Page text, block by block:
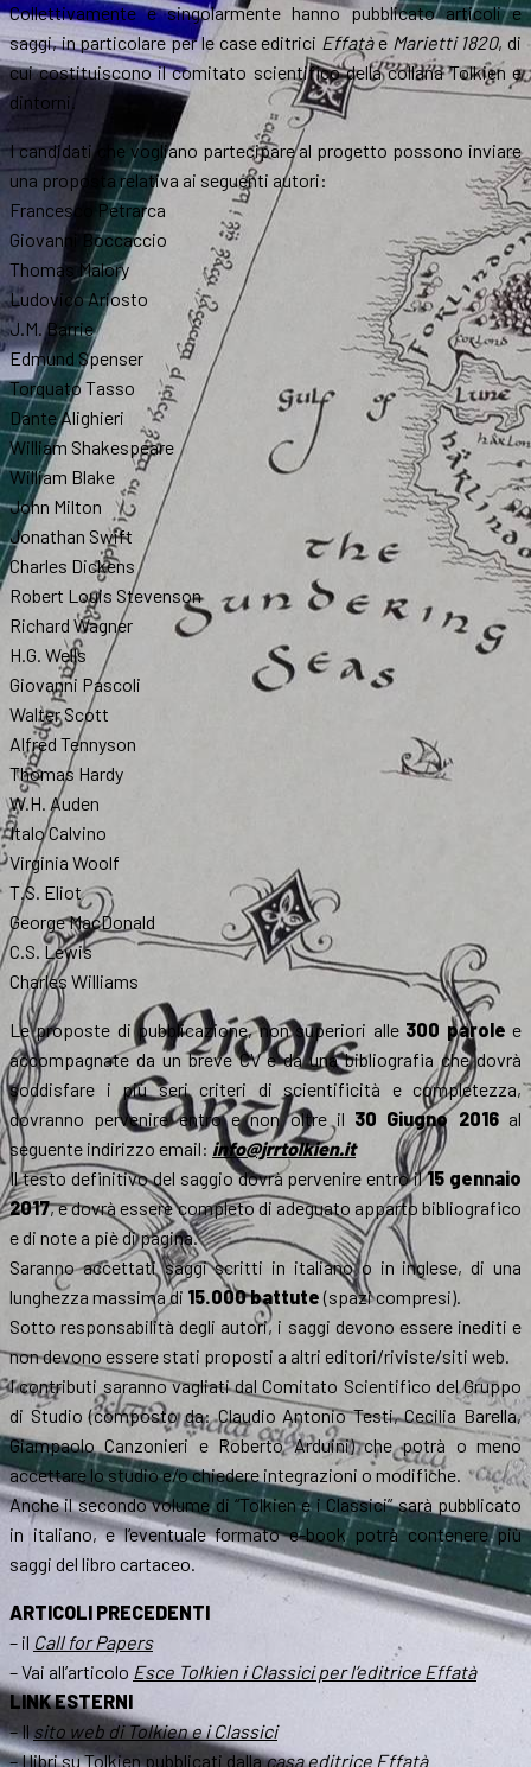
Collettivamente e singolarmente hanno pubblicato articoli e
saggi, in particolare per le case editrici Effatàe Marietti 1820, di
cui costituiscono il comitato scientifico della collana Tolkien e
dintorni.
I candidati che vogliano partecipare al progetto possono inviare
una proposta relativa ai seguenti autori:
Francesco Petrarca
Giovanni Boccaccio
Thomas Malory
Ludovico Ariosto
J.M. Barrie
Edmund Spenser
Torquato Tasso
Dante Alighieri
William Shakespeare
William Blake
John Milton
Jonathan Swift
Charles Dickens
Robert Louis Stevenson
Richard Wagner
H.G. Wells
Giovanni Pascoli
Walter Scott
Alfred Tennyson
Thomas Hardy
W.H. Auden
Italo Calvino
Virginia Woolf
T.S. Eliot
George MacDonald
C.S. Lewis
Charles Williams
Le proposte di pubblicazione, non superiori alle 300 parole e
accompagnate da un breve CV e da una bibliografia che dovrà
soddisfare i più seri criteri di scientificità e completezza,
dovranno pervenire entro e non oltre il 30 Giugno 2016al
seguente indirizzo email: info@jrrtolkien.it
Il testo definitivo del saggio dovrà pervenire entro il15 gennaio
2017, e dovrà essere completo di adeguato apparto bibliografico
e di note a piè di pagina.
Saranno accettati saggi scritti in italiano o in inglese, di una
lunghezza massima di 15.000 battute(spazi compresi).
Sotto responsabilità degli autori, i saggi devono essere inediti e
non devono essere stati proposti a altri editori/riviste/siti web.
I contributi saranno vagliati dal Comitato Scientifico del Gruppo
di Studio (composto da: Claudio Antonio Testi, Cecilia Barella,
Giampaolo Canzonieri e Roberto Arduini) che potrà o meno
accettare lo studio e/o chiedere integrazioni o modifiche.
Anche il secondo volume di “Tolkien e i Classici” sarà pubblicato
in italiano, e l’eventuale formato e-book potrà contenere più
saggi del libro cartaceo.
ARTICOLI PRECEDENTI
– il Call for Papers
– Vai all’articolo Esce Tolkien i Classici per l’editrice Effatà
LINK ESTERNI
– Il sito web di Tolkien e i Classici
– I libri su Tolkien pubblicati dallacasa editrice Effatà